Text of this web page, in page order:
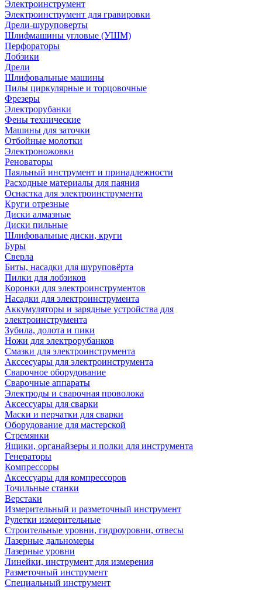
Электроинструмент
Электроинструмент для гравировки
Дрели-шуруповерты
Шлифмашины угловые (УШМ)
Перфораторы
Лобзики
Дрели
Шлифовальные машины
Пилы циркулярные и торцовочные
Фрезеры
Электрорубанки
Фены технические
Машины для заточки
Отбойные молотки
Электроножовки
Реноваторы
Паяльный инструмент и принадлежности
Расходные материалы для паяния
Оснастка для электроинструмента
Круги отрезные
Диски алмазные
Диски пильные
Шлифовальные диски, круги
Буры
Сверла
Биты, насадки для шуруповёрта
Пилки для лобзиков
Коронки для электроинструментов
Насадки для электроинструмента
Аккумуляторы и зарядные устройства для
электроинструмента
Зубила, долота и пики
Ножи для электрорубанков
Смазки для электроинструмента
Акссесуары для электроинструмента
Сварочное оборудование
Сварочные аппараты
Электроды и сварочная проволока
Аксессуары для сварки
Маски и перчатки для сварки
Оборудование для мастерской
Стремянки
Ящики, органайзеры и полки для инструмента
Генераторы
Компрессоры
Аксессуары для компрессоров
Точильные станки
Верстаки
Измерительный и разметочный инструмент
Рулетки измерительные
Строительные уровни, гидроуровни, отвесы
Лазерные дальномеры
Лазерные уровни
Линейки, инструмент для измерения
Разметочный инструмент
Специальный инструмент